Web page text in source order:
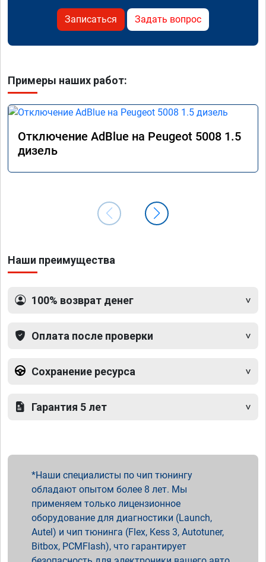
Записаться Задать вопрос
Примеры наших работ:
Отключение AdBlue на Peugeot 5008 1.5
дизель
Наши преимущества
100% возврат денег
Оплата после проверки
Сохранение ресурса
Гарантия 5 лет
Наши специалисты по чип тюнингу
обладают опытом более 8 лет. Мы
применяем только лицензионное
оборудование для диагностики (Launch,
Autel) и чип тюнинга (Flex, Kess 3, Autotuner,
Bitbox, PCMFlash), что гарантирует